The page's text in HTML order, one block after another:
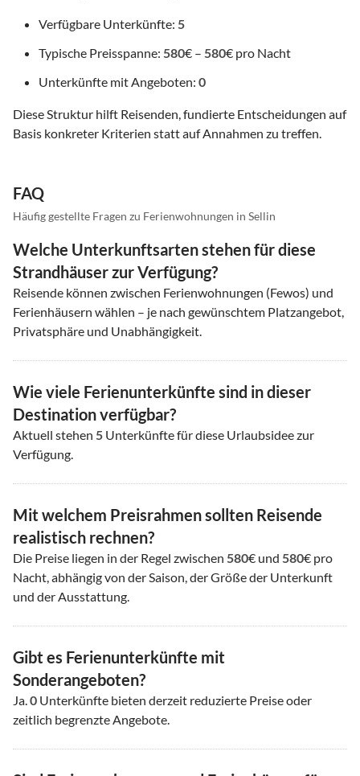
Verfügbare Unterkünfte: 5
Typische Preisspanne: 580€ – 580€ pro Nacht
Unterkünfte mit Angeboten: 0
Diese Struktur hilft Reisenden, fundierte Entscheidungen auf
Basis konkreter Kriterien statt auf Annahmen zu treffen.
FAQ
Häufig gestellte Fragen zu Ferienwohnungen in Sellin
Welche Unterkunftsarten stehen für diese
Strandhäuser zur Verfügung?
Reisende können zwischen Ferienwohnungen (Fewos) und
Ferienhäusern wählen – je nach gewünschtem Platzangebot,
Privatsphäre und Unabhängigkeit.
Wie viele Ferienunterkünfte sind in dieser
Destination verfügbar?
Aktuell stehen 5 Unterkünfte für diese Urlaubsidee zur
Verfügung.
Mit welchem Preisrahmen sollten Reisende
realistisch rechnen?
Die Preise liegen in der Regel zwischen 580€ und 580€ pro
Nacht, abhängig von der Saison, der Größe der Unterkunft
und der Ausstattung.
Gibt es Ferienunterkünfte mit
Sonderangeboten?
Ja.0 Unterkünfte bieten derzeit reduzierte Preise oder
zeitlich begrenzte Angebote.